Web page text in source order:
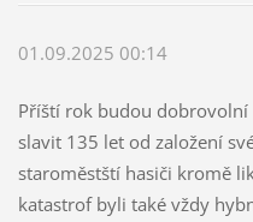
01.09.2025 00:14
Příští rok budou dobrovolní
slavit 135 let od založení
staroměstští hasiči kromě
katastrof byli také vždy